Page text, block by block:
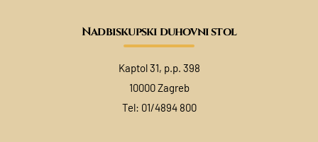
Nadbiskupski duhovni stol
Kaptol 31, p.p. 398
10000 Zagreb
Tel: 01/4894 800